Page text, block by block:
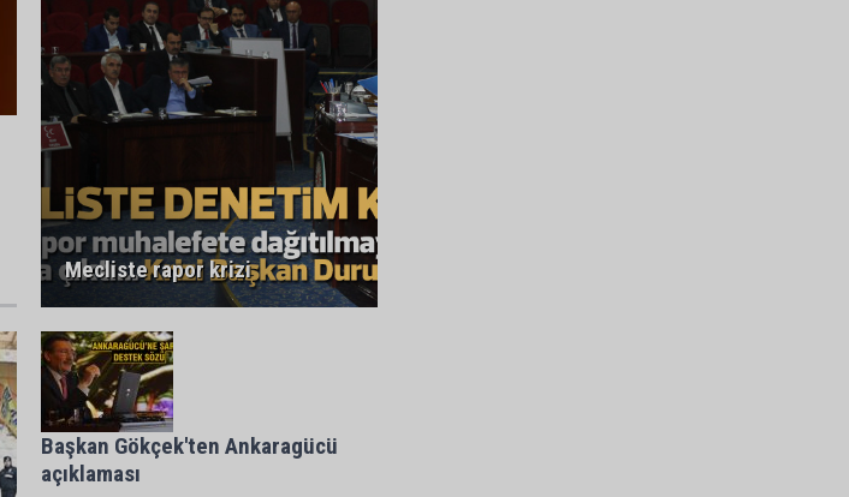
Mecliste rapor krizi
Başkan Gökçek'ten Ankaragücü
açıklaması